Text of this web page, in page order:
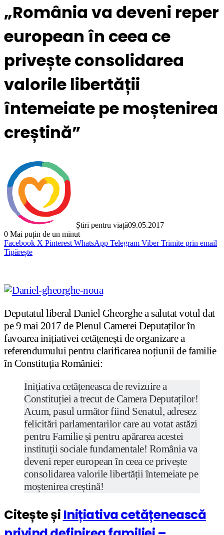
„România va deveni reper
european în ceea ce
privește consolidarea
valorile libertății
întemeiate pe moștenirea
creștină”
Știri pentru viață09.05.2017
0 Mai puțin de un minut
Facebook X Pinterest WhatsApp Telegram Viber Trimite prin email
Tipărește
Deputatul liberal Daniel Gheorghe a salutat votul dat
pe 9 mai 2017 de Plenul Camerei Deputaților în
favoarea inițiativei cetățenești de organizare a
referendumului pentru clarificarea noțiunii de familie
în Constituția României:
Inițiativa cetățeneasca de revizuire a
Constituției a trecut de Camera Deputaților!
Acum, pasul următor fiind Senatul, adresez
felicitări parlamentarilor care au votat astăzi
pentru Familie și pentru apărarea acestei
instituții sociale fundamentale! România va
deveni reper european în ceea ce privește
consolidarea valorile libertății întemeiate pe
moștenirea creștină!
Citește și Inițiativa cetățenească